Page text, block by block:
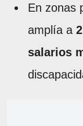
En zonas
amplía a
salarios